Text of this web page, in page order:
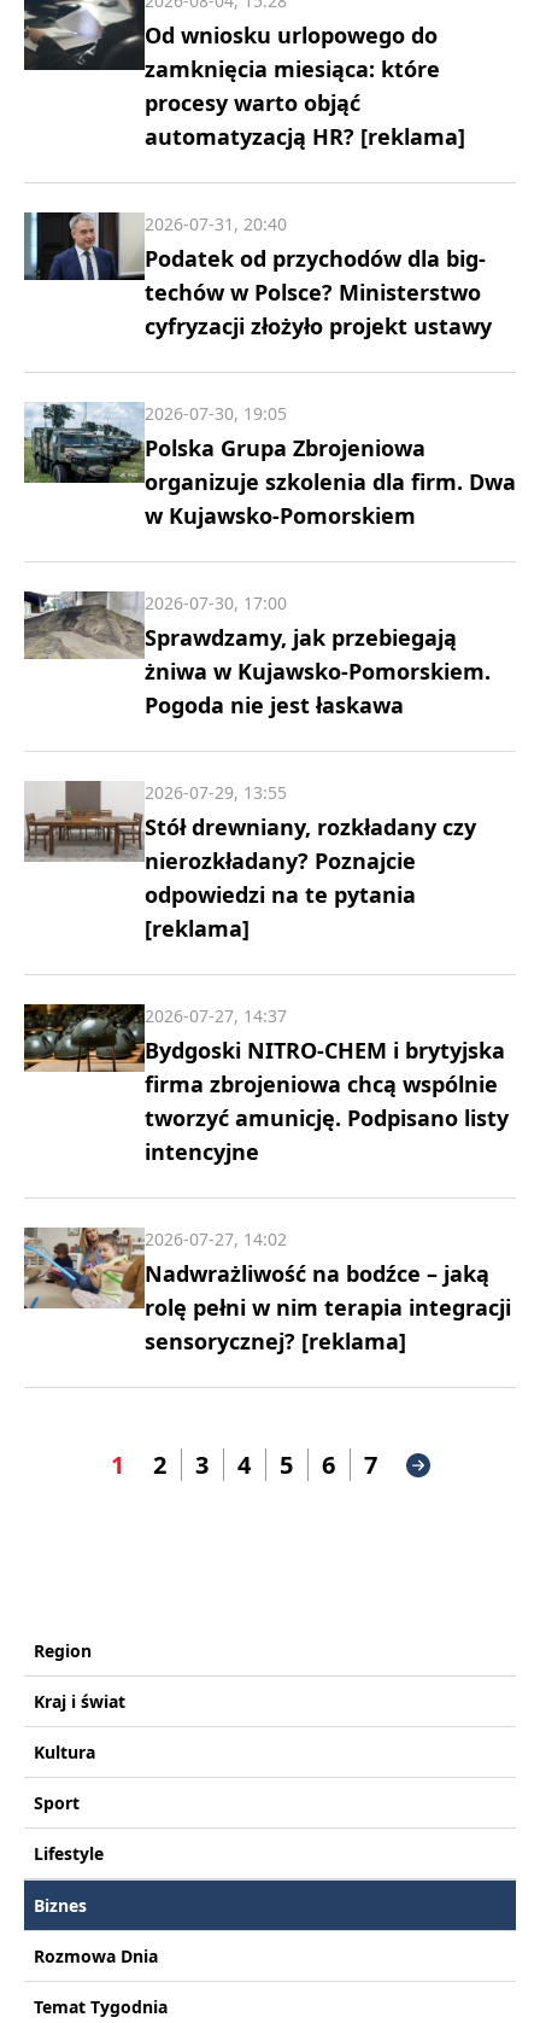
Od wniosku urlopowego do
zamknięcia miesiąca: które
procesy warto objąć
automatyzacją HR? [reklama]
Podatek od przychodów dla big-
techów w Polsce? Ministerstwo
cyfryzacji złożyło projekt ustawy
2026-07-31, 20:40
Polska Grupa Zbrojeniowa
organizuje szkolenia dla firm. Dwa
w Kujawsko-Pomorskiem
2026-07-30, 19:05
Sprawdzamy, jak przebiegają
żniwa w Kujawsko-Pomorskiem.
Pogoda nie jest łaskawa
2026-07-30, 17:00
Stół drewniany, rozkładany czy
nierozkładany? Poznajcie
odpowiedzi na te pytania
[reklama]
2026-07-29, 13:55
Bydgoski NITRO-CHEM i brytyjska
firma zbrojeniowa chcą wspólnie
tworzyć amunicję. Podpisano listy
intencyjne
2026-07-27, 14:37
Nadwrażliwość na bodźce – jaką
rolę pełni w nim terapia integracji
sensorycznej? [reklama]
2026-07-27, 14:02
1 2 3 4 5 6 7
Region
Kraj i świat
Kultura
Sport
Lifestyle
Biznes
Rozmowa Dnia
Temat Tygodnia